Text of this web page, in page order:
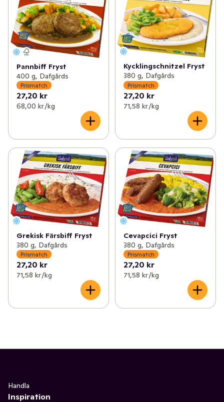
Pannbiff Fryst
400 g, Dafgårds
Prismatch
27,20 kr
68,00 kr /kg
Kycklingschnitzel Fryst
380 g, Dafgårds
Prismatch
27,20 kr
71,58 kr /kg
Grekisk Färsbiff Fryst
380 g, Dafgårds
Prismatch
27,20 kr
71,58 kr /kg
Cevapcici Fryst
380 g, Dafgårds
Prismatch
27,20 kr
71,58 kr /kg
Handla
Inspiration